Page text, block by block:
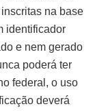
na base
identificador
e nem gerado
poderá ter
federal, o uso
deverá